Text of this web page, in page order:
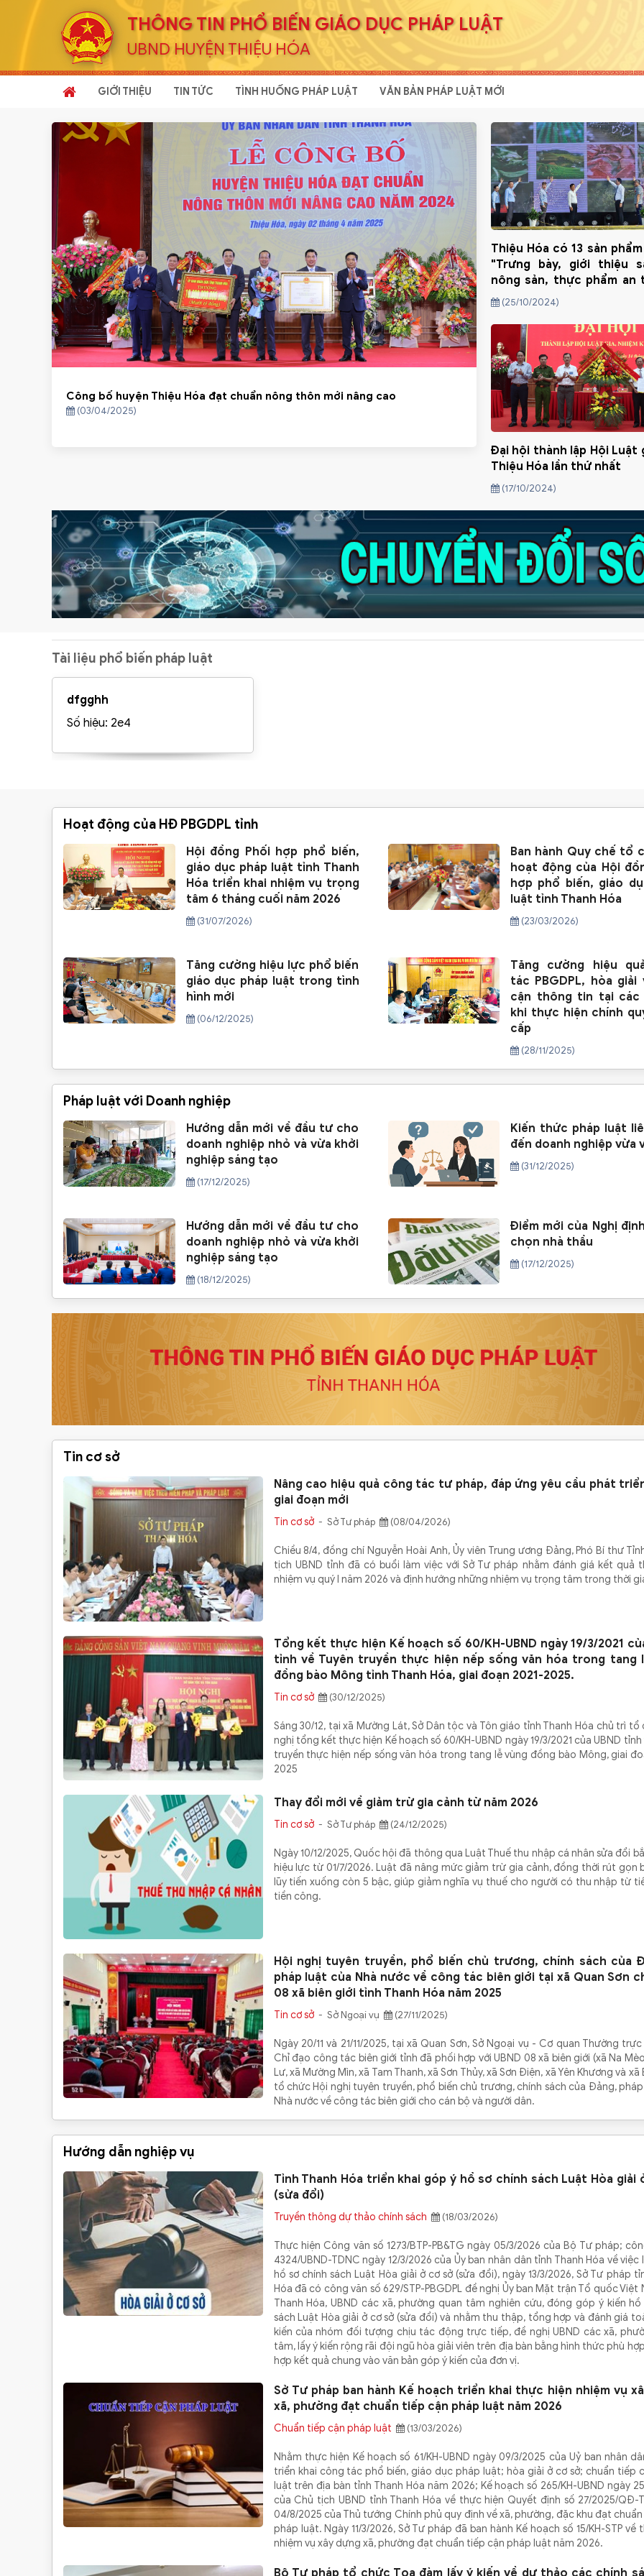
THÔNG TIN PHỔ BIẾN GIÁO DỤC PHÁP LUẬT
UBND HUYỆN THIỆU HÓA
GIỚI THIỆU TIN TỨC TÌNH HUỐNG PHÁP LUẬT VĂN BẢN PHÁP LUẬT MỚI
Công bố huyện Thiệu Hóa đạt chuẩn nông thôn mới nâng cao
(03/04/2025)
Thiệu Hóa có 13 sản
"Trưng bày, giới thiệu
nông sản, thực phẩm an
Thanh Hoá năm 2024”
(25/10/2024)
Đại hội thành lập Hội Luật
Thiệu Hóa lần thứ nhất
(17/10/2024)
Tài liệu phổ biến pháp luật
dfgghh
Số hiệu: 2e4
Hoạt động của HĐ PBGDPL tỉnh
Hội đồng Phối hợp phổ biến,
giáo dục pháp luật tỉnh Thanh
Hóa triển khai nhiệm vụ trọng
tâm 6 tháng cuối năm 2026
(31/07/2026)
Ban hành Quy chế tổ
hoạt động của Hội
hợp phổ biến, giáo
luật tỉnh Thanh Hóa
(23/03/2026)
Tăng cường hiệu lực phổ biến
giáo dục pháp luật trong tình
hình mới
(06/12/2025)
Tăng cường hiệu
tác PBGDPL, hòa giải
cận thông tin tại các
khi thực hiện chính
cấp
(28/11/2025)
Pháp luật với Doanh nghiệp
Hướng dẫn mới về đầu tư cho
doanh nghiệp nhỏ và vừa khởi
nghiệp sáng tạo
(17/12/2025)
Kiến thức pháp luật
đến doanh nghiệp vừa
(31/12/2025)
Hướng dẫn mới về đầu tư cho
doanh nghiệp nhỏ và vừa khởi
nghiệp sáng tạo
(18/12/2025)
Điểm mới của Nghị
chọn nhà thầu
(17/12/2025)
Tin cơ sở
Nâng cao hiệu quả công tác tư pháp, đáp ứng yêu cầu phát
giai đoạn mới
Tin cơ sở - Sở Tư pháp (08/04/2026)
Chiều 8/4, đồng chí Nguyễn Hoài Anh, Ủy viên Trung ương Đảng, Phó Bí thư
tịch UBND tỉnh đã có buổi làm việc với Sở Tư pháp nhằm đánh giá kết quả
nhiệm vụ quý I năm 2026 và định hướng những nhiệm vụ trọng tâm trong thời
Tổng kết thực hiện Kế hoạch số 60/KH-UBND ngày 19/3/2021
tỉnh về Tuyên truyền thực hiện nếp sống văn hóa trong tang
đồng bào Mông tỉnh Thanh Hóa, giai đoạn 2021-2025.
Tin cơ sở (30/12/2025)
Sáng 30/12, tại xã Mường Lát, Sở Dân tộc và Tôn giáo tỉnh Thanh Hóa chủ trì tổ
nghị tổng kết thực hiện Kế hoạch số 60/KH-UBND ngày 19/3/2021 của UBND
truyền thực hiện nếp sống văn hóa trong tang lễ vùng đồng bào Mông, giai
2025
Thay đổi mới về giảm trừ gia cảnh từ năm 2026
Tin cơ sở - Sở Tư pháp (24/12/2025)
Ngày 10/12/2025, Quốc hội đã thông qua Luật Thuế thu nhập cá nhân sửa đổi
hiệu lực từ 01/7/2026. Luật đã nâng mức giảm trừ gia cảnh, đồng thời rút gọn
lũy tiến xuống còn 5 bậc, giúp giảm nghĩa vụ thuế cho người có thu nhập từ
tiền công.
Hội nghị tuyên truyền, phổ biến chủ trương, chính sách của
pháp luật của Nhà nước về công tác biên giới tại xã Quan Sơn
08 xã biên giới tỉnh Thanh Hóa năm 2025
Tin cơ sở - Sở Ngoại vụ (27/11/2025)
Ngày 20/11 và 21/11/2025, tại xã Quan Sơn, Sở Ngoại vụ - Cơ quan Thường
Chỉ đạo công tác biên giới tỉnh đã phối hợp với UBND 08 xã biên giới (xã Na
Lư, xã Mường Mìn, xã Tam Thanh, xã Sơn Thủy, xã Sơn Điện, xã Yên Khương và
tổ chức Hội nghị tuyên truyền, phổ biến chủ trương, chính sách của Đảng,
Nhà nước về công tác biên giới cho cán bộ và người dân.
Hướng dẫn nghiệp vụ
Tỉnh Thanh Hóa triển khai góp ý hồ sơ chính sách Luật Hòa giải
(sửa đổi)
Truyền thông dự thảo chính sách (18/03/2026)
Thực hiện Công văn số 1273/BTP-PB&TG ngày 05/3/2026 của Bộ Tư pháp;
4324/UBND-TDNC ngày 12/3/2026 của Ủy ban nhân dân tỉnh Thanh Hóa về việc
hồ sơ chính sách Luật Hòa giải ở cơ sở (sửa đổi), ngày 13/3/2026, Sở Tư pháp
Hóa đã có công văn số 629/STP-PBGDPL đề nghị Ủy ban Mặt trận Tổ quốc Việt
Thanh Hóa, UBND các xã, phường quan tâm nghiên cứu, đóng góp ý kiến hồ
sách Luật Hòa giải ở cơ sở (sửa đổi) và nhằm thu thập, tổng hợp và đánh giá
kiến của nhóm đối tượng chịu tác động trực tiếp, đề nghị UBND các xã,
tâm, lấy ý kiến rộng rãi đội ngũ hòa giải viên trên địa bàn bằng hình thức phù
hợp kết quả chung vào văn bản góp ý kiến của đơn vị.
Sở Tư pháp ban hành Kế hoạch triển khai thực hiện nhiệm vụ
xã, phường đạt chuẩn tiếp cận pháp luật năm 2026
Chuẩn tiếp cận pháp luật (13/03/2026)
Nhằm thực hiện Kế hoạch số 61/KH-UBND ngày 09/3/2025 của Uỷ ban nhân
triển khai công tác phổ biến, giáo dục pháp luật; hòa giải ở cơ sở; chuẩn tiếp
luật trên địa bàn tỉnh Thanh Hóa năm 2026; Kế hoạch số 265/KH-UBND ngày
của Chủ tịch UBND tỉnh Thanh Hóa về thực hiện Quyết định số 27/2025/QĐ-
04/8/2025 của Thủ tướng Chính phủ quy định về xã, phường, đặc khu đạt
pháp luật. Ngày 11/3/2026, Sở Tư pháp đã ban hành Kế hoạch số 15/KH-STP về
nhiệm vụ xây dựng xã, phường đạt chuẩn tiếp cận pháp luật năm 2026.
Bộ Tư pháp tổ chức Tọa đàm lấy ý kiến về dự thảo các chính